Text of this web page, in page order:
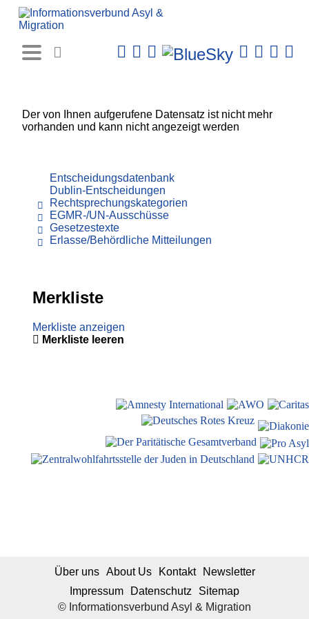
Der von Ihnen aufgerufene Datensatz ist nicht mehr
vorhanden und kann nicht angezeigt werden
Entscheidungsdatenbank
Dublin-Entscheidungen
Rechtsprechungskategorien
EGMR-/UN-Ausschüsse
Gesetzestexte
Erlasse/Behördliche Mitteilungen
Merkliste
Merkliste anzeigen
Merkliste leeren
© Informationsverbund Asyl & Migration
Über uns About Us Kontakt
Newsletter
Impressum
Datenschutz Sitemap